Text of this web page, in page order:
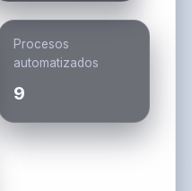
Procesos
automatizados
9